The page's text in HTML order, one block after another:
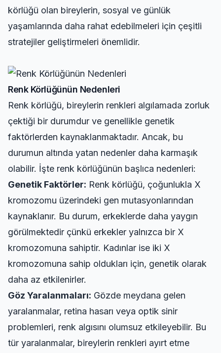
körlüğü olan bireylerin, sosyal ve günlük
yaşamlarında daha rahat edebilmeleri için çeşitli
stratejiler geliştirmeleri önemlidir.
Renk Körlüğünün Nedenleri
Renk körlüğü, bireylerin renkleri algılamada zorluk
çektiği bir durumdur ve genellikle genetik
faktörlerden kaynaklanmaktadır. Ancak, bu
durumun altında yatan nedenler daha karmaşık
olabilir. İşte renk körlüğünün başlıca nedenleri:
Genetik Faktörler: Renk körlüğü, çoğunlukla X
kromozomu üzerindeki gen mutasyonlarından
kaynaklanır. Bu durum, erkeklerde daha yaygın
görülmektedir çünkü erkekler yalnızca bir X
kromozomuna sahiptir. Kadınlar ise iki X
kromozomuna sahip oldukları için, genetik olarak
daha az etkilenirler.
Göz Yaralanmaları: Gözde meydana gelen
yaralanmalar, retina hasarı veya optik sinir
problemleri, renk algısını olumsuz etkileyebilir. Bu
tür yaralanmalar, bireylerin renkleri ayırt etme